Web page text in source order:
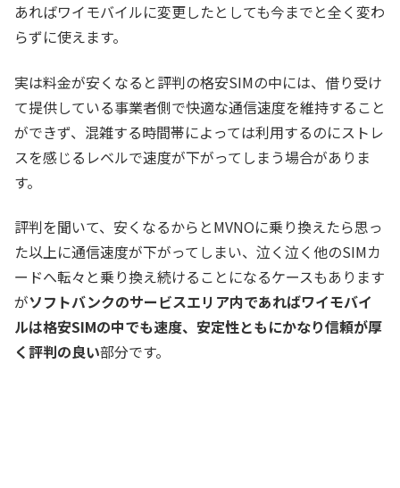
あればワイモバイルに変更したとしても今までと全く変わ
らずに使えます。
実は料金が安くなると評判の格安SIMの中には、借り受け
て提供している事業者側で快適な通信速度を維持すること
ができず、混雑する時間帯によっては利用するのにストレ
スを感じるレベルで速度が下がってしまう場合がありま
す。
評判を聞いて、安くなるからとMVNOに乗り換えたら思っ
た以上に通信速度が下がってしまい、泣く泣く他のSIMカ
ードへ転々と乗り換え続けることになるケースもあります
がソフトバンクのサービスエリア内であればワイモバイ
ルは格安SIMの中でも速度、安定性ともにかなり信頼が厚
く評判の良い部分です。